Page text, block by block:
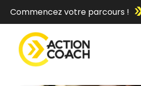
Commencez votre parcours !